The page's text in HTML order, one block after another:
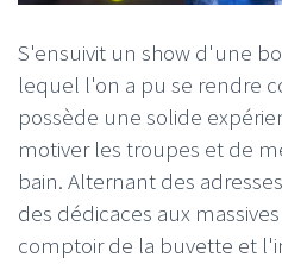
S'ensuivit un show d'une
lequel l'on a pu se rendre
possède une solide
motiver les troupes et de
bain. Alternant des
des dédicaces aux
comptoir de la buvette et